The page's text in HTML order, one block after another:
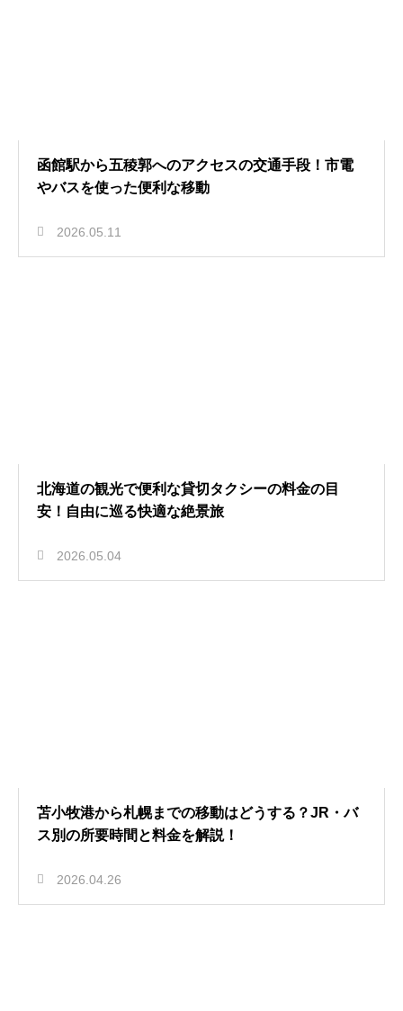
函館駅から五稜郭へのアクセスの交通手段！市電
やバスを使った便利な移動
2026.05.11
北海道の観光で便利な貸切タクシーの料金の目
安！自由に巡る快適な絶景旅
2026.05.04
苫小牧港から札幌までの移動はどうする？JR・バ
ス別の所要時間と料金を解説！
2026.04.26